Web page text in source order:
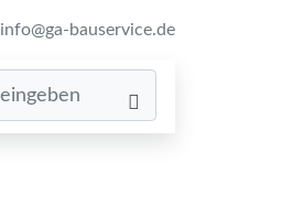
info@ga-bauservice.de